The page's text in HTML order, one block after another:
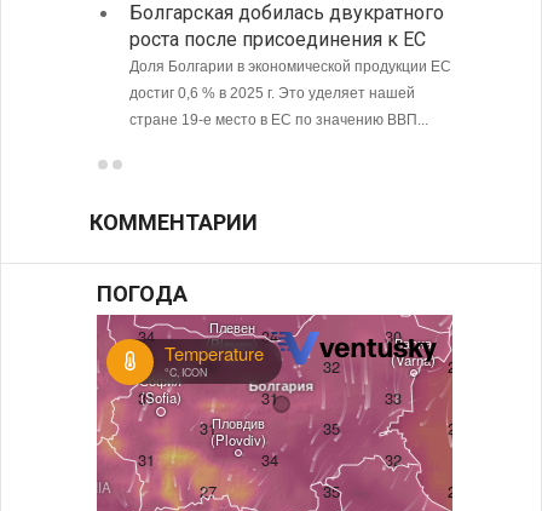
Болгарская добилась двукратного
роста после присоединения к ЕС
Доля Болгарии в экономической продукции ЕС
достиг 0,6 % в 2025 г. Это уделяет нашей
стране 19-е место в ЕС по значению ВВП...
КОММЕНТАРИИ
ПОГОДА